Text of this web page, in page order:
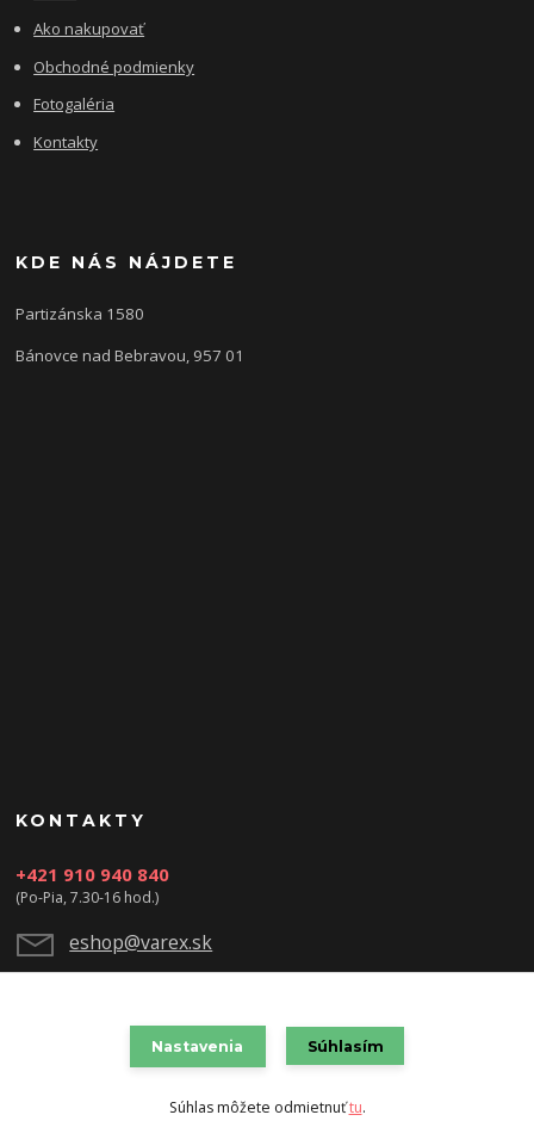
Ako nakupovať
Obchodné podmienky
Fotogaléria
Kontakty
KDE NÁS NÁJDETE
Partizánska 1580
Bánovce nad Bebravou, 957 01
KONTAKTY
+421 910 940 840
(Po-Pia, 7.30-16 hod.)
eshop@varex.sk
Vytvorené na
Eshop-rychlo.sk
Nastavenia Súhlasím
Súhlas môžete odmietnuťtu.